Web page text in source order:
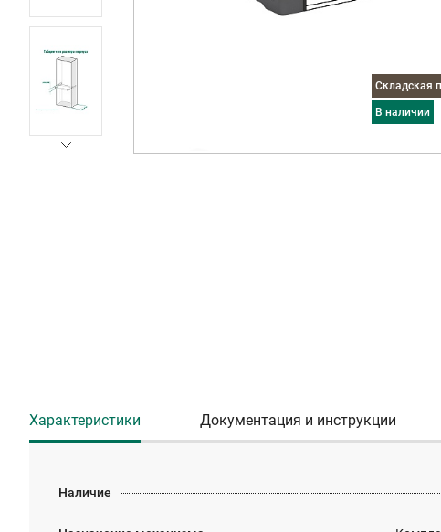
Складская
в наличии
Характеристики Документация и инструкции
Наличие